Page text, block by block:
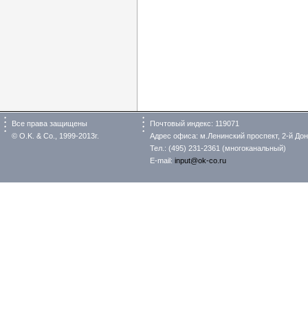
Все права защищены
© O.K. & Co., 1999-2013г.
Почтовый индекс: 119071
Адрес офиса: м.Ленинский проспект, 2-й
Тел.: (495) 231-2361 (многоканальный)
E-mail: input@ok-co.ru